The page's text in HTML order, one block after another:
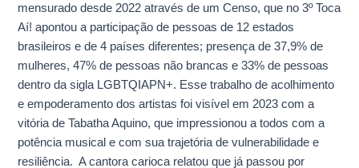
mensurado desde 2022 através de um Censo, que no 3º Toca
Aí! apontou a participação de pessoas de 12 estados
brasileiros e de 4 países diferentes; presença de 37,9% de
mulheres, 47% de pessoas não brancas e 33% de pessoas
dentro da sigla LGBTQIAPN+. Esse trabalho de acolhimento
e empoderamento dos artistas foi visível em 2023 com a
vitória de Tabatha Aquino, que impressionou a todos com a
potência musical e com sua trajetória de vulnerabilidade e
resiliência. A cantora carioca relatou que já passou por